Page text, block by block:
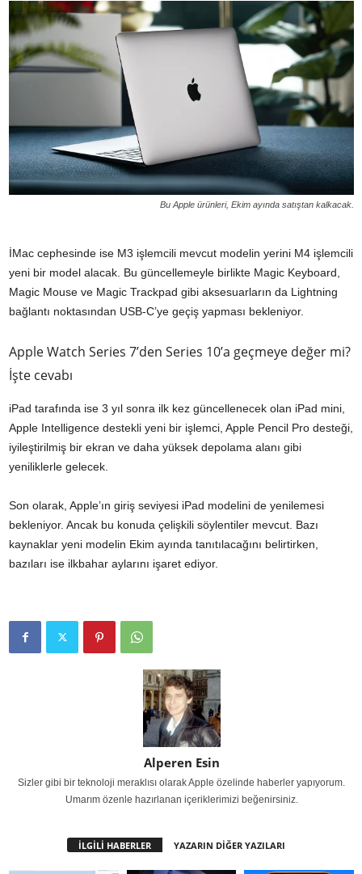
Bu Apple ürünleri, Ekim ayında satıştan kalkacak.
İMac cephesinde ise M3 işlemcili mevcut modelin yerini M4 işlemcili
yeni bir model alacak. Bu güncellemeyle birlikte Magic Keyboard,
Magic Mouse ve Magic Trackpad gibi aksesuarların da Lightning
bağlantı noktasından USB-C’ye geçiş yapması bekleniyor.
Apple Watch Series 7’den Series 10’a geçmeye değer mi?
İşte cevabı
iPad tarafında ise 3 yıl sonra ilk kez güncellenecek olan iPad mini,
Apple Intelligence destekli yeni bir işlemci, Apple Pencil Pro desteği,
iyileştirilmiş bir ekran ve daha yüksek depolama alanı gibi
yeniliklerle gelecek.
Son olarak, Apple’ın giriş seviyesi iPad modelini de yenilemesi
bekleniyor. Ancak bu konuda çelişkili söylentiler mevcut. Bazı
kaynaklar yeni modelin Ekim ayında tanıtılacağını belirtirken,
bazıları ise ilkbahar aylarını işaret ediyor.
Alperen Esin
Sizler gibi bir teknoloji meraklısı olarak Apple özelinde haberler yapıyorum.
Umarım özenle hazırlanan içeriklerimizi beğenirsiniz.
İLGİLİ HABERLER YAZARIN DİĞER YAZILARI